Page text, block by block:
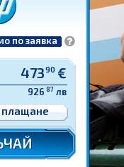
по заявка
47390 €
926 87 лв
плащане